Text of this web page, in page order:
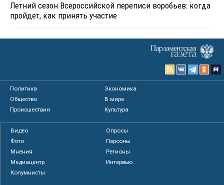
Летний сезон Всероссийской переписи воробьев: когда
пройдет, как принять участие
Политика
Экономика
Общество
В мире
Происшествия
Культура
Видео
Опросы
Фото
Персоны
Мнения
Регионы
Медиацентр
Интервью
Колумнисты